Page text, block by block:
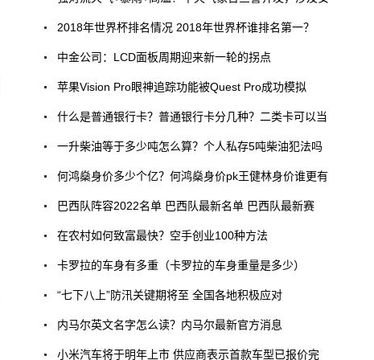
2018年世界杯排名情况 2018年世界杯谁排名第一？
中金公司：LCD面板周期迎来新一轮的拐点
苹果Vision Pro眼神追踪功能被Quest Pro成功模拟
什么是普通银行卡？普通银行卡分几种？二类卡可以当
一升柴油等于多少吨怎么算？个人私存5吨柴油犯法吗
何鸿燊身价多少个亿？何鸿燊身价pk王健林身价谁更有
巴西队阵容2022名单 巴西队最新名单 巴西队最新赛
在农村如何致富最快？空手创业100种方法
卡罗拉的车身有多重（卡罗拉的车身重量是多少）
“七下八上”防汛关键期将至 全国各地积极应对
内马尔英文名字怎么读？内马尔最新官方消息
小米汽车将于明年上市 供应商表示首款车型已报价完